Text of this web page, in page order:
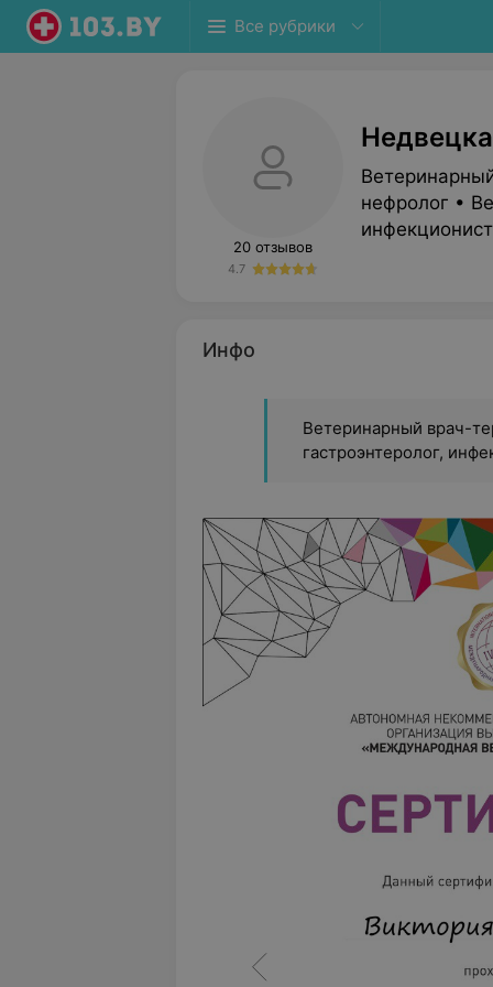
Все рубрики
20 отзывов
4.7
нефролог •
Инфо
Ветеринарный врач-
гастроэнтеролог,